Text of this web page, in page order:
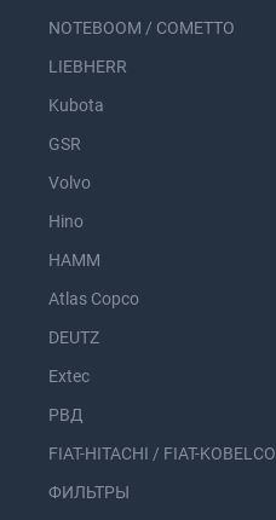
NOTEBOOM / COMETTO
LIEBHERR
Kubota
GSR
Volvo
Hino
HAMM
Atlas Copco
DEUTZ
Extec
РВД
FIAT-HITACHI / FIAT-KOBELCO
ФИЛЬТРЫ